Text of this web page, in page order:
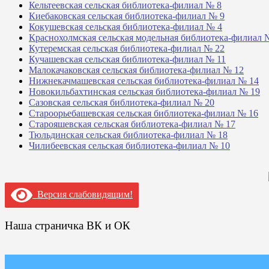
Кельтеевская сельская библиотека-филиал № 8
Киебаковская сельская библиотека-филиал № 9
Кокушевская сельская библиотека-филиал № 4
Краснохолмская сельская модельная библиотека-филиал
Кутеремская сельская библиотека-филиал № 22
Кучашевская сельская библиотека-филиал № 11
Малокачаковская сельская библиотека-филиал № 12
Нижнекачмашевская сельская библиотека-филиал № 14
Новокильбахтинская сельская библиотека-филиал № 19
Сазовская сельская библиотека-филиал № 20
Староорьебашевская сельская библиотека-филиал № 16
Старояшевская сельская библиотека-филиал № 17
Тюльдинская сельская библиотека-филиал № 18
Чилибеевская сельская библиотека-филиал № 10
Версия слабовидящим!
Наша страничка ВК и ОК